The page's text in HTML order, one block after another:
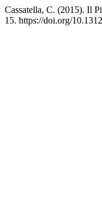
Cassatella, C. (2015). Il
15. https://doi.org/